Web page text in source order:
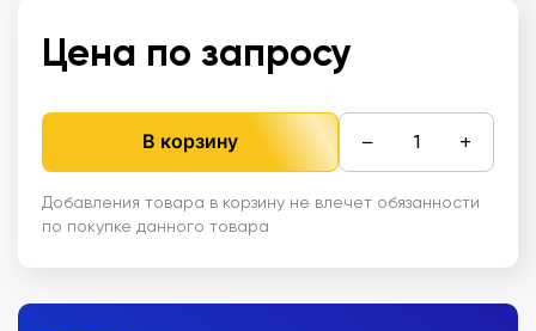
Цена по запросу
В корзину − +
Добавления товара в корзину не влечет обязанности
по покупке данного товара